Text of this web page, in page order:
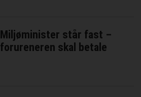
Miljøminister står fast –
forureneren skal betale